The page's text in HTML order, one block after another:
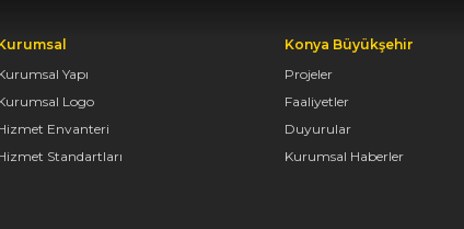
Yapı
Logo
Envanteri
Standartları
Konya Büyükşehir
Projeler
Faaliyetler
Duyurular
Kurumsal Haberler